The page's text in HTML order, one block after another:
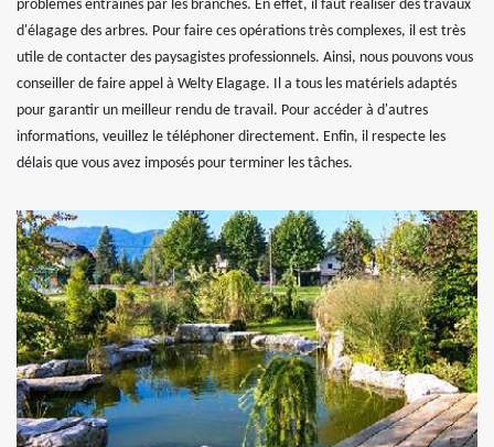
problèmes entraînés par les branches. En effet, il faut réaliser des travaux
d'élagage des arbres. Pour faire ces opérations très complexes, il est très
utile de contacter des paysagistes professionnels. Ainsi, nous pouvons vous
conseiller de faire appel à Welty Elagage. Il a tous les matériels adaptés
pour garantir un meilleur rendu de travail. Pour accéder à d'autres
informations, veuillez le téléphoner directement. Enfin, il respecte les
délais que vous avez imposés pour terminer les tâches.